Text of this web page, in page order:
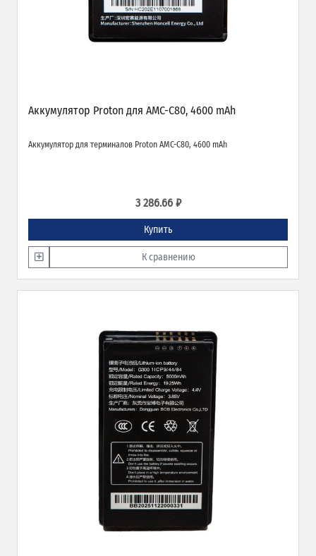
Аккумулятор Proton для AMC-C80, 4600 mAh
Аккумулятор для терминалов Proton AMC-C80, 4600 mAh
3 286.66 ₽
Купить
К сравнению